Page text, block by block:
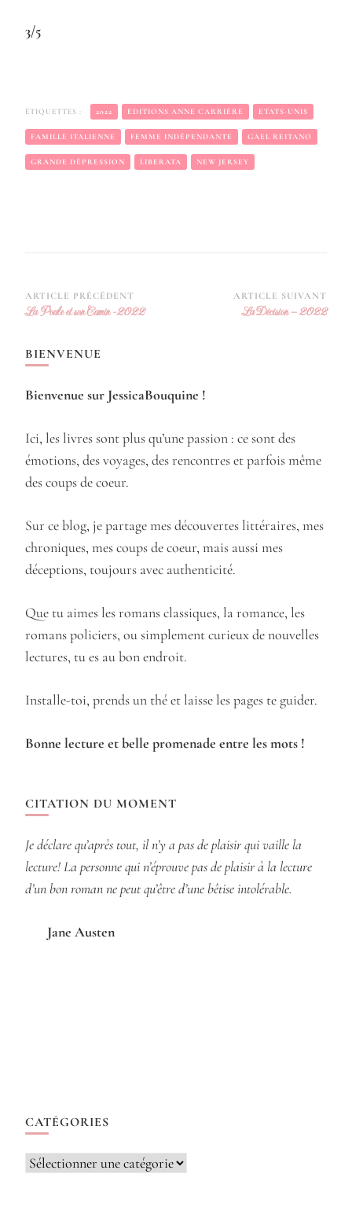
3/5
ÉTIQUETTES : 2022 EDITIONS ANNE CARRIÈRE ETATS-UNIS
FAMILLE ITALIENNE FEMME INDÉPENDANTE GAEL REITANO
GRANDE DÉPRESSION LIBERATA NEW JERSEY
Navigation
d’article
ARTICLE PRÉCÉDENT
La Poule et son Cumin -2022
ARTICLE SUIVANT
La Décision – 2022
BIENVENUE
Bienvenue sur JessicaBouquine !
Ici, les livres sont plus qu’une passion : ce sont des
émotions, des voyages, des rencontres et parfois même
des coups de coeur.
Sur ce blog, je partage mes découvertes littéraires, mes
chroniques, mes coups de coeur, mais aussi mes
déceptions, toujours avec authenticité.
Que tu aimes les romans classiques, la romance, les
romans policiers, ou simplement curieux de nouvelles
lectures, tu es au bon endroit.
Installe-toi, prends un thé et laisse les pages te guider.
Bonne lecture et belle promenade entre les mots !
CITATION DU MOMENT
Je déclare qu’après tout, il n’y a pas de plaisir qui vaille la
lecture! La personne qui n’éprouve pas de plaisir à la lecture
d’un bon roman ne peut qu’être d’une bêtise intolérable.
Jane Austen
CATÉGORIES
Catégories